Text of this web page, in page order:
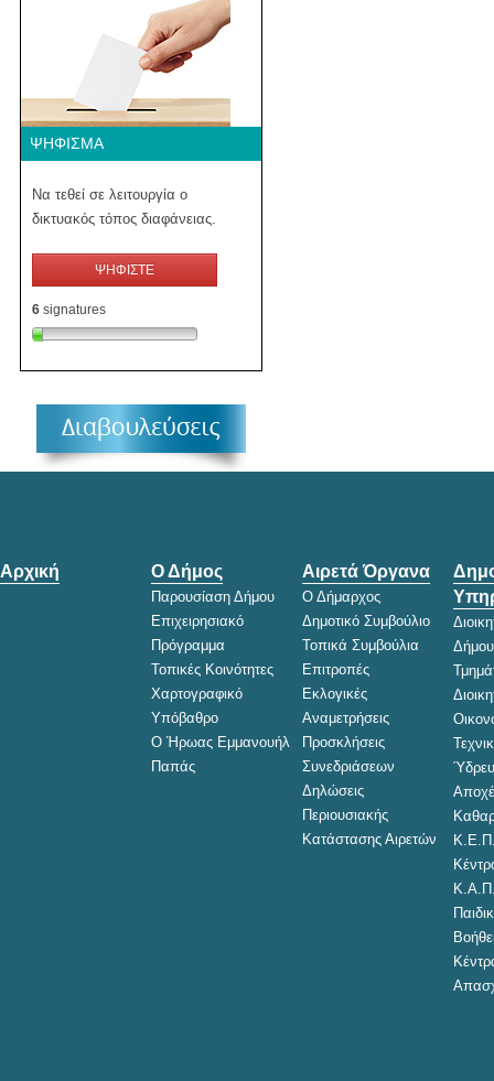
ΨΉΦΙΣΜΑ
Να τεθεί σε λειτουργία ο
δικτυακός τόπος διαφάνειας.
ΨΗΦΙΣΤΕ
6 signatures
Αρχική Ο Δήμος
Παρουσίαση Δήμου
Επιχειρησιακό
Πρόγραμμα
Τοπικές Κοινότητες
Χαρτογραφικό
Υπόβαθρο
Ο Ήρωας Εμμανουήλ
Παπάς
Αιρετά Όργανα
Ο Δήμαρχος
Δημοτικό Συμβούλιο
Τοπικά Συμβούλια
Επιτροπές
Εκλογικές
Αναμετρήσεις
Προσκλήσεις
Συνεδριάσεων
Δηλώσεις
Περιουσιακής
Κατάστασης Αιρετών
Δήμου